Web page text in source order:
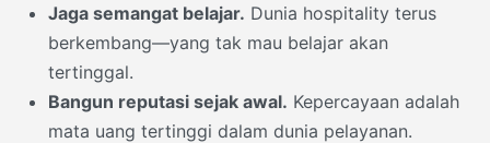
Jaga semangat belajar. Dunia hospitality terus
berkembang—yang tak mau belajar akan
tertinggal.
Bangun reputasi sejak awal. Kepercayaan adalah
mata uang tertinggi dalam dunia pelayanan.